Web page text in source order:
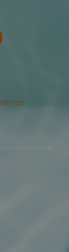
1B. 29649 La Cala